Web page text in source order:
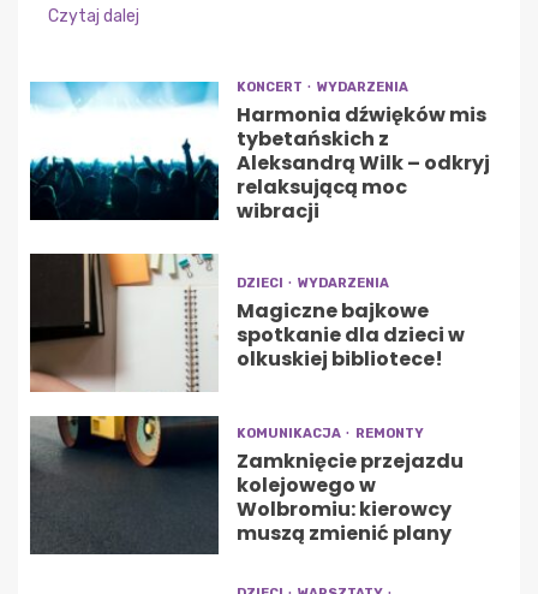
Czytaj dalej
KONCERT WYDARZENIA
Harmonia dźwięków mis
tybetańskich z
Aleksandrą Wilk – odkryj
relaksującą moc
wibracji
DZIECI WYDARZENIA
Magiczne bajkowe
spotkanie dla dzieci w
olkuskiej bibliotece!
KOMUNIKACJA REMONTY
Zamknięcie przejazdu
kolejowego w
Wolbromiu: kierowcy
muszą zmienić plany